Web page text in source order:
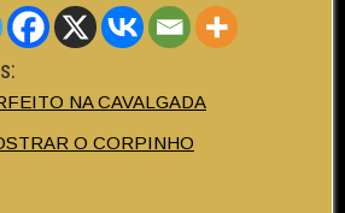
NA CAVALGADA
O CORPINHO